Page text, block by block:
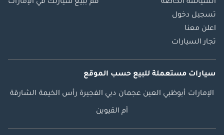
السياسة الخاصة
تسجيل دخول
اعلن معنا
تجار السيارات
قم ببيع سيارتك في الإمارات
سيارات مستعملة للبيع حسب الموقع
الإمارات أبوظبي العين عجمان دبي الفجيرة رأس الخيمة الشارقة
أم القيوين